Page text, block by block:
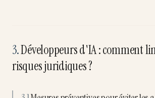
3.Développeurs d'IA : comment
risques juridiques ?